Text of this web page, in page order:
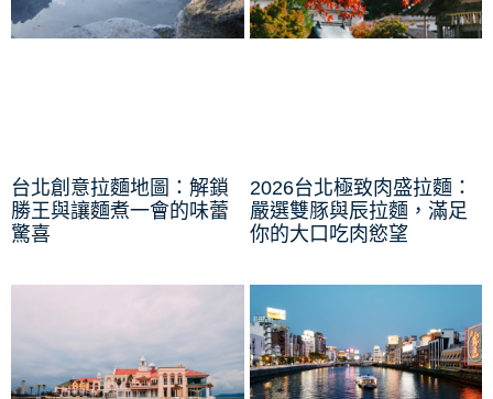
台北創意拉麵地圖：解鎖
勝王與讓麵煮一會的味蕾
驚喜
2026台北極致肉盛拉麵：
嚴選雙豚與辰拉麵，滿足
你的大口吃肉慾望